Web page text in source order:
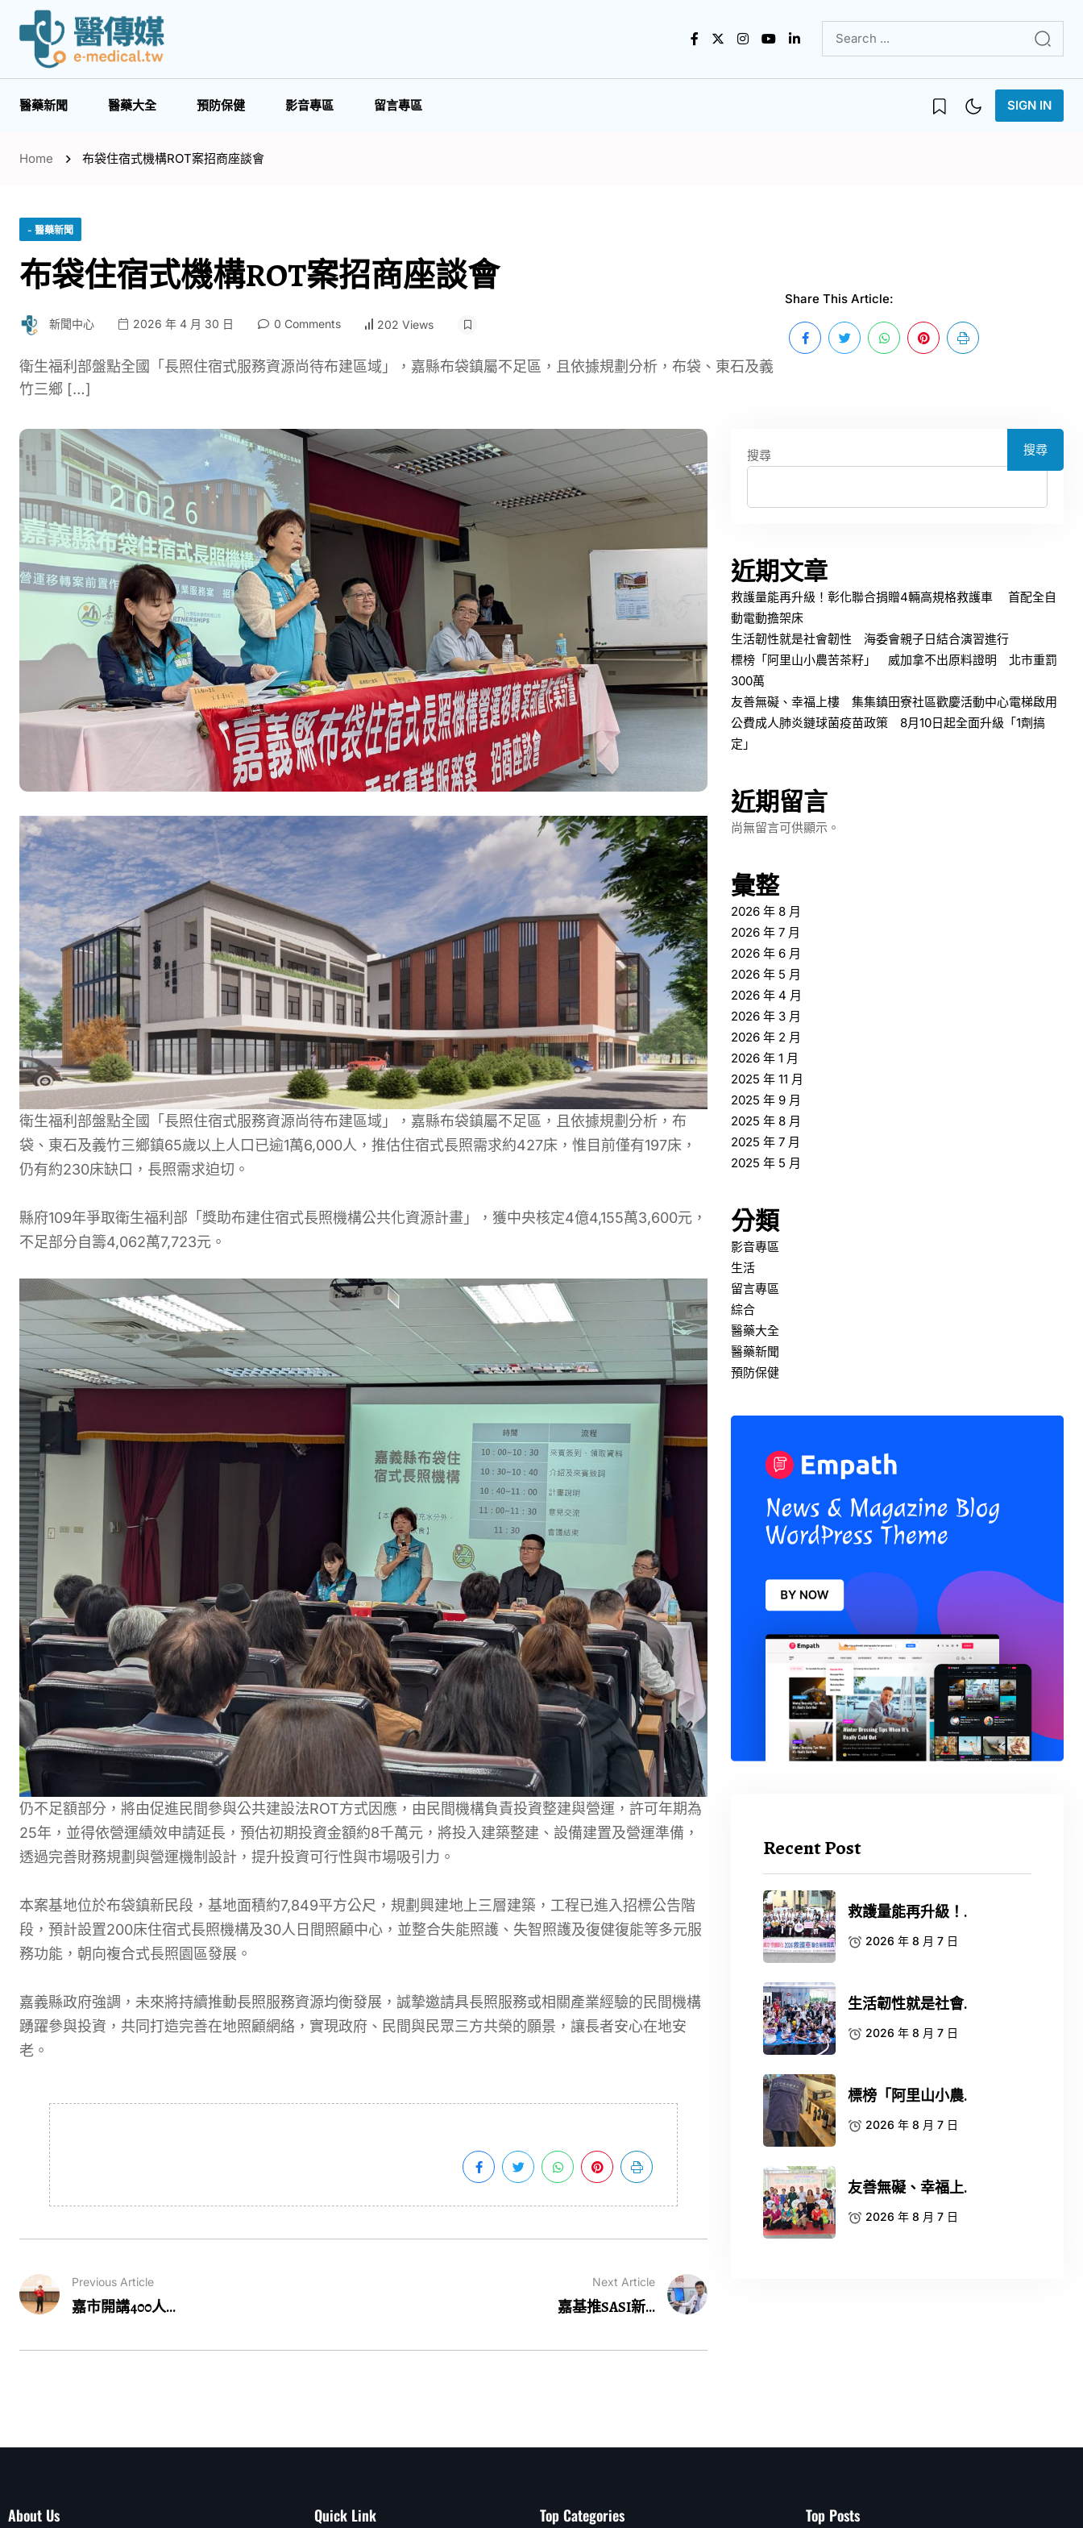
醫藥新聞 醫藥大全 預防保健 影音專區 留言專區 SIGN IN
Home 布袋住宿式機構ROT案招商座談會
- 醫藥新聞
布袋住宿式機構ROT案招商座談會
新聞中心 2026 年 4 月 30 日 0 Comments 202 Views
衛生福利部盤點全國「長照住宿式服務資源尚待布建區域」，嘉縣布袋鎮屬不足區，且依據規劃分析，布袋、東石及義
竹三鄉 […]
Share This Article:
衛生福利部盤點全國「長照住宿式服務資源尚待布建區域」，嘉縣布袋鎮屬不足區，且依據規劃分析，布
袋、東石及義竹三鄉鎮65歲以上人口已逾1萬6,000人，推估住宿式長照需求約427床，惟目前僅有197床，
仍有約230床缺口，長照需求迫切。
縣府109年爭取衛生福利部「獎助布建住宿式長照機構公共化資源計畫」，獲中央核定4億4,155萬3,600元，
不足部分自籌4,062萬7,723元。
仍不足額部分，將由促進民間參與公共建設法ROT方式因應，由民間機構負責投資整建與營運，許可年期為
25年，並得依營運績效申請延長，預估初期投資金額約8千萬元，將投入建築整建、設備建置及營運準備，
透過完善財務規劃與營運機制設計，提升投資可行性與市場吸引力。
本案基地位於布袋鎮新民段，基地面積約7,849平方公尺，規劃興建地上三層建築，工程已進入招標公告階
段，預計設置200床住宿式長照機構及30人日間照顧中心，並整合失能照護、失智照護及復健復能等多元服
務功能，朝向複合式長照園區發展。
嘉義縣政府強調，未來將持續推動長照服務資源均衡發展，誠摯邀請具長照服務或相關產業經驗的民間機構
踴躍參與投資，共同打造完善在地照顧網絡，實現政府、民間與民眾三方共榮的願景，讓長者安心在地安
老。
Previous Article
嘉市開講400人...
Next Article
嘉基推SASI新...
搜尋 搜尋
近期文章
救護量能再升級！彰化聯合捐贈4輛高規格救護車 首配全自
動電動擔架床
生活韌性就是社會韌性 海委會親子日結合演習進行
標榜「阿里山小農苦茶籽」 威加拿不出原料證明 北市重罰
300萬
友善無礙、幸福上樓 集集鎮田寮社區歡慶活動中心電梯啟用
公費成人肺炎鏈球菌疫苗政策 8月10日起全面升級「1劑搞
定」
近期留言
尚無留言可供顯示。
彙整
2026 年 8 月
2026 年 7 月
2026 年 6 月
2026 年 5 月
2026 年 4 月
2026 年 3 月
2026 年 2 月
2026 年 1 月
2025 年 11 月
2025 年 9 月
2025 年 8 月
2025 年 7 月
2025 年 5 月
分類
影音專區
生活
留言專區
綜合
醫藥大全
醫藥新聞
預防保健
Recent Post
救護量能再升級！.
2026 年 8 月 7 日
生活韌性就是社會.
2026 年 8 月 7 日
標榜「阿里山小農.
2026 年 8 月 7 日
友善無礙、幸福上.
2026 年 8 月 7 日
About Us Quick Link Top Categories Top Posts